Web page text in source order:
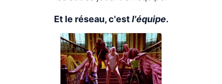
Et le réseau, c'est l'équipe.